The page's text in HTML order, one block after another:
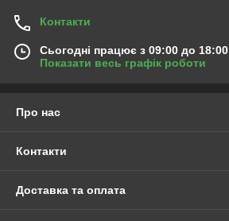
Контакти
Сьогодні працює з 09:00 до 18:00
Показати весь графік роботи
Про нас
Контакти
Доставка та оплата